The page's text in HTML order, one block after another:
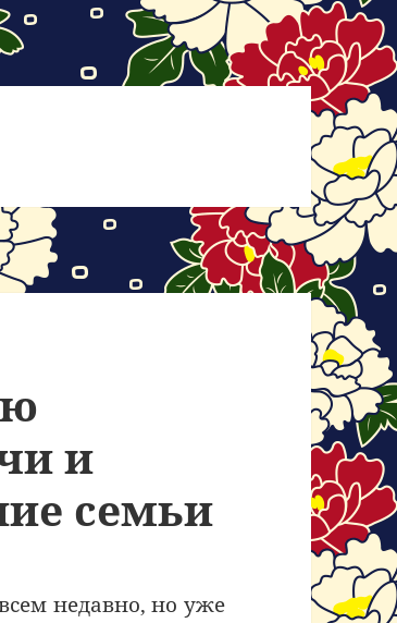
и
семьи
недавно, но уже